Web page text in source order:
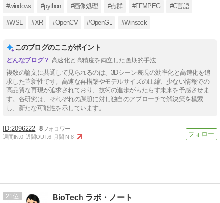
#windows #python #画像処理 #点群 #FFMPEG #C言語
#WSL #XR #OpenCV #OpenGL #Winsock
このブログのここがポイント
高速化と高精度を両立した画期的手法
複数の論文に共通して見られるのは、3Dシーン表現の効率化と高速化を追
求した革新性です。高速な再構築やモデルサイズの圧縮、少ない情報での
高品質な再現が追求されており、技術の進歩がもたらす未来を予感させま
す。各研究は、それぞれの課題に対し独自のアプローチで解決策を模索
し、新たな可能性を示しています。
2096222 8
週間IN:0 週間OUT:6 月間IN:8
21 BioTech ラボ・ノート